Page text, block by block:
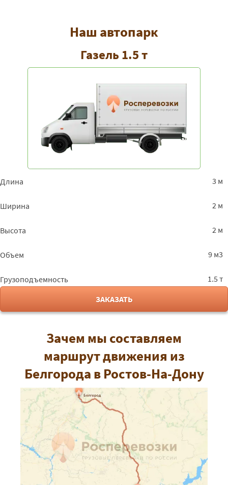
Наш автопарк
Газель 1.5 т
Длина 3 м
Ширина 2 м
Высота 2 м
Объем 9 м3
Грузоподъемность
1.5 т
ЗАКАЗАТЬ
Зачем мы составляем
маршрут движения из
Белгорода в Ростов-На-Дону